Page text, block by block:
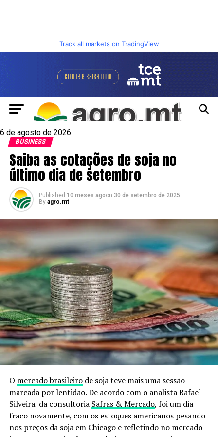
Track all markets on TradingView
6 de agosto de 2026
BUSINESS
Saiba as cotações de soja no
último dia de setembro
Published 10 meses agoon 30 de setembro de 2025
By agro.mt
O mercado brasileirode soja teve mais uma sessão
marcada por lentidão. De acordo com o analista Rafael
Silveira, da consultoria Safras & Mercado, foi um dia
fraco novamente, com os estoques americanos pesando
nos preços da soja em Chicago e refletindo no mercado